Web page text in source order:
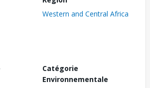
Western and Central Africa
Catégorie
Environnementale